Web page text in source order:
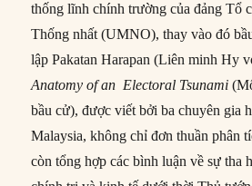
thống lĩnh chính trường của đảng Tổ
Thống nhất (UMNO), thay vào đó
lập Pakatan Harapan (Liên minh Hy
Anatomy of an Electoral Tsunami
bầu cử), được viết bởi ba chuyên gia
Malaysia, không chỉ đơn thuần phân
còn tổng hợp các bình luận về sự tha